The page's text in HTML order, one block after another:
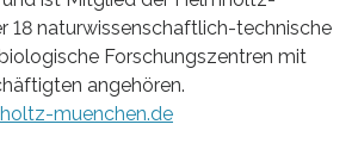
18 naturwissenschaftlich-technische
Forschungszentren mit
angehören.
muenchen.de